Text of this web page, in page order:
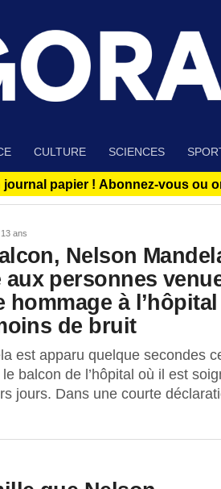
CULTURE SCIENCES
journal papier ! Abonnez-vous ou
13 ans
Nelson
aux personnes
hommage à l’hôpital
de bruit
est apparu quelque secondes
balcon de l’hôpital où il est
jours. Dans une courte